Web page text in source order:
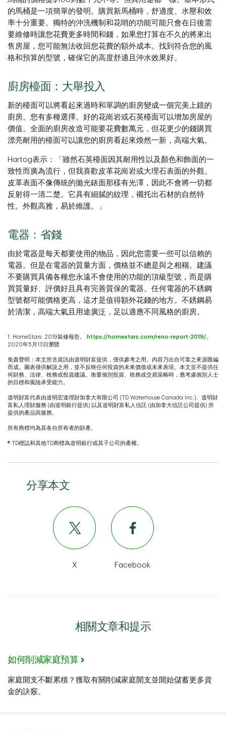
的馬桶是一項簡單的發明。購買新馬桶時，舒適度、水壓和效
率十分重要。獨特的沖洗機制和花哨的功能可能只會在日後需
要維修時讓您花費更多時間和錢，如果您打算在不久的將來出
售房屋，您可能無法收回您花費的額外成本。找到符合您的風
格和預算的型號，確保它的高度舒適且沖水效果好。
廚房檯面：大舉投入
新的檯面可以將看起來過時和單調的廚房變成一個完美上鏡的
廚房。您有多種選擇。好的花崗岩或石英檯面可以增加房屋的
價值。全面的廚房改造可能要花費數萬元，但花更少的錢購買
漂亮耐用的檯面可以讓您的廚房看起來煥然一新，高端大氣。
Hartog表示：「雖然石英檯面因其耐用性以及顏色和飾面的一
致性而廣為流行，但我喜歡皮革花崗岩或大理石表面的外觀。
皮革表面不像傳統的拋光錶面那樣有光澤，因此不會將一切都
反射得一清二楚。它具有細膩的紋理，襯托出石材的自然特
性。外觀高雅，易於維護。」
電器：省錢
由於電器是每天都要使用的物品，因此您需要一些可以信賴的
電器。但是在電器的質量方面，價格並不總是與之相稱。建議
不要購買具備各種您永遠不會使用的功能的頂級型號，而是購
買質量好、評價好且具有完善質保的電器。任何電器的不銹鋼
型號都可能價格更高，這才是值得額外花錢的地方。不銹鋼易
於清潔，高端大氣且用途廣泛，足以適應不同風格的廚房。
1. HomeStars. 2019裝修報告。 https://homestars.com/reno-report-2019/
2020年5月13日瀏覽
免責聲明：本文所含資訊由道明財富提供，僅供參考之用。內容乃出自可靠之來源匯編
而成。圖表僅供解說之用，並不反映任何投資的未來價值或未來表現。本文並不提供任
何財務、法律、稅務或投資建議。衡量個別投資、稅務或交易策略時，應考慮個別人士
的目標和風險承受能力。
道明財富代表由道明宏達理財加拿大有限公司 (TD Waterhouse Canada Inc.)、道明財
富私人理財服務 (由道明銀行提供) 以及道明財富私人信託 (由加拿大信託公司提供) 所
提供的產品與服務。
所有商標均為其各自所有者的財產。
® TD標誌和其他TD商標為道明銀行或其子公司的產權。
分享本文
X Facebook
相關文章和提示
如何削減家庭預算
家庭開支不斷累積？獲取有關削減家庭開支並開始儲蓄更多資
金的訣竅。